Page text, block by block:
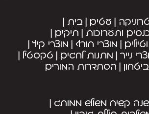
עטים בית
ותערוכות תיקים
מוצרי חורף מוצרי קיץ
נייר מתנות לחגים טקסטיל
הסתדרות המורים
שנה קשיח משולש ממותג